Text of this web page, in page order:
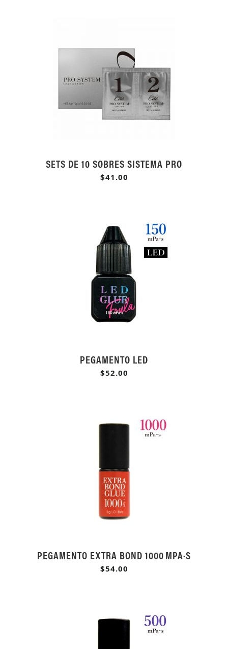
SETS DE 10 SOBRES SISTEMA PRO
$41.00
PEGAMENTO LED
$52.00
PEGAMENTO EXTRA BOND 1000 MPA·S
$54.00